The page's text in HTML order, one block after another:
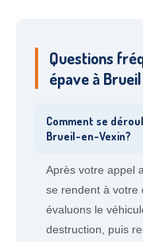
Questions
épave à
Comment se
Brueil-en-Vexin?
Après votre appel
se rendent à votre
évaluons le
destruction, puis